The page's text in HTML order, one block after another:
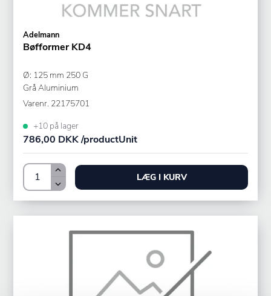
Adelmann
Bøfformer KD4
Ø: 125 mm 250 G
Grå Aluminium
Varenr. 22175701
+10 på lager
786,00 DKK /productUnit
LÆG I KURV